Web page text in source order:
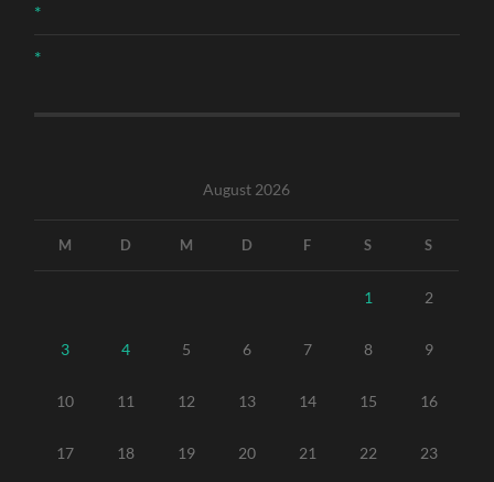
*
*
August 2026
M D M D F S S
1 2
3 4 5 6 7 8 9
10 11 12 13 14 15 16
17 18 19 20 21 22 23